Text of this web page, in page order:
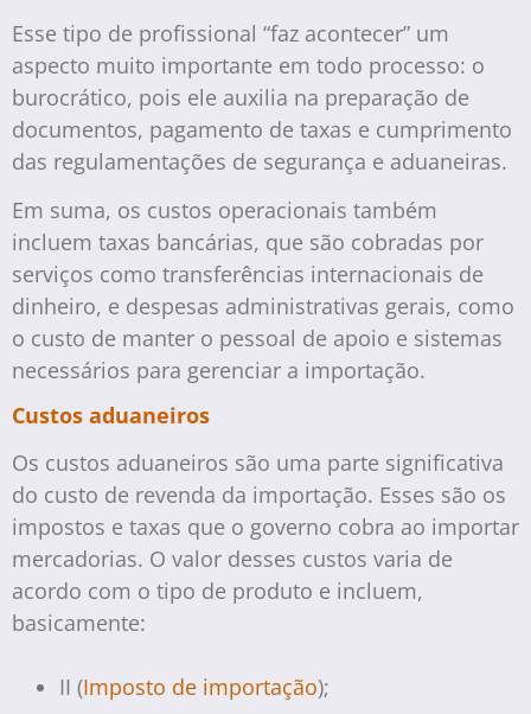
Esse tipo de profissional “faz acontecer” um
aspecto muito importante em todo processo: o
burocrático, pois ele auxilia na preparação de
documentos, pagamento de taxas e cumprimento
das regulamentações de segurança e aduaneiras.
Em suma, os custos operacionais também
incluem taxas bancárias, que são cobradas por
serviços como transferências internacionais de
dinheiro, e despesas administrativas gerais, como
o custo de manter o pessoal de apoio e sistemas
necessários para gerenciar a importação.
Custos aduaneiros
Os custos aduaneiros são uma parte significativa
do custo de revenda da importação. Esses são os
impostos e taxas que o governo cobra ao importar
mercadorias. O valor desses custos varia de
acordo com o tipo de produto e incluem,
basicamente:
II (Imposto de importação);